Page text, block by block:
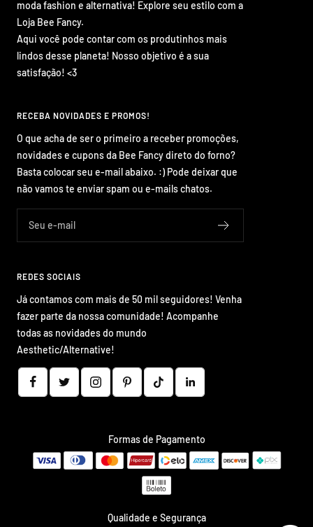
moda fashion e alternativa! Explore seu estilo com a
Loja Bee Fancy.
Aqui você pode contar com os produtinhos mais
lindos desse planeta! Nosso objetivo é a sua
satisfação! <3
RECEBA NOVIDADES E PROMOS!
O que acha de ser o primeiro a receber promoções,
novidades e cupons da Bee Fancy direto do forno?
Basta colocar seu e-mail abaixo. :) Pode deixar que
não vamos te enviar spam ou e-mails chatos.
Seu e-mail
REDES SOCIAIS
Já contamos com mais de 50 mil seguidores! Venha
fazer parte da nossa comunidade! Acompanhe
todas as novidades do mundo
Aesthetic/Alternative!
Formas de Pagamento
Qualidade e Segurança